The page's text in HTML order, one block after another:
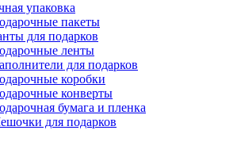
упаковка
пакеты
для подарков
ленты
для подарков
коробки
конверты
бумага и пленка
для подарков